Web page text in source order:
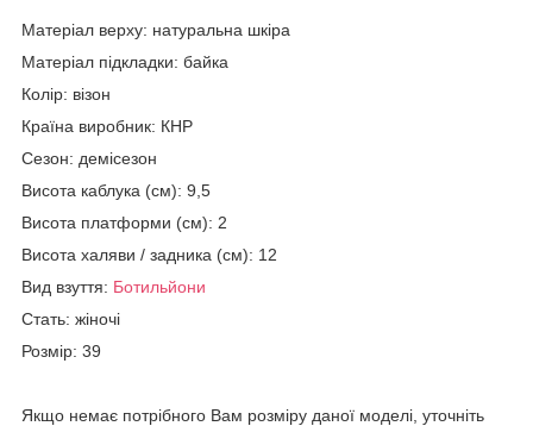
Матеріал верху: натуральна шкіра
Матеріал підкладки: байка
Колір: візон
Країна виробник: КНР
Сезон: демісезон
Висота каблука (см): 9,5
Висота платформи (см): 2
Висота халяви / задника (см): 12
Вид взуття: Ботильйони
Стать: жіночі
Розмір: 39
Якщо немає потрібного Вам розміру даної моделі, уточніть